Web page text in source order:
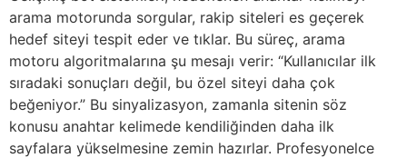
arama motorunda sorgular, rakip siteleri es geçerek
hedef siteyi tespit eder ve tıklar. Bu süreç, arama
motoru algoritmalarına şu mesajı verir: “Kullanıcılar ilk
sıradaki sonuçları değil, bu özel siteyi daha çok
beğeniyor.” Bu sinyalizasyon, zamanla sitenin söz
konusu anahtar kelimede kendiliğinden daha ilk
sayfalara yükselmesine zemin hazırlar. Profesyonelce